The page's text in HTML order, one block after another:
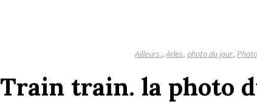
Ailleurs.,Arles,photo du jour,
Train train. la photo